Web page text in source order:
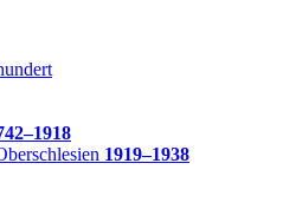
1919–1938